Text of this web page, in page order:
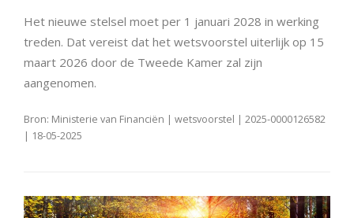
Het nieuwe stelsel moet per 1 januari 2028 in werking
treden. Dat vereist dat het wetsvoorstel uiterlijk op 15
maart 2026 door de Tweede Kamer zal zijn
aangenomen.
Bron: Ministerie van Financiën | wetsvoorstel | 2025-0000126582
| 18-05-2025